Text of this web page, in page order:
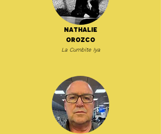
Nathalie
Orozco
La Cumbite Iya